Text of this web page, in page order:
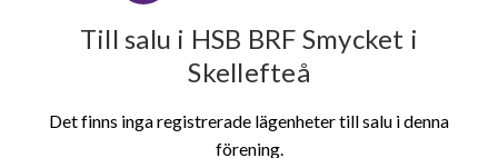
Till salu i HSB BRF Smycket i
Skellefteå
Det finns inga registrerade lägenheter till salu i denna
förening.